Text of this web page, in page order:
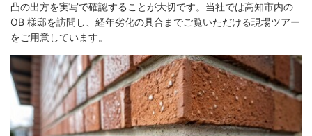
凸の出方を実写で確認することが大切です。当社では高知市内の
OB 様邸を訪問し、経年劣化の具合までご覧いただける現場ツアー
をご用意しています。